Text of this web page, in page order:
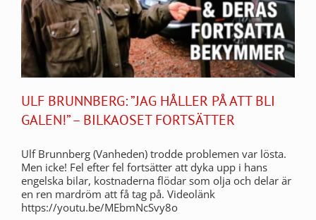
ULF BRUNNBERG: ”JAG HÅLLER PÅ ATT BLI
GALEN!” – BILKAOSET FORTSÄTTER
Ulf Brunnberg (Vanheden) trodde problemen var lösta.
Men icke! Fel efter fel fortsätter att dyka upp i hans
engelska bilar, kostnaderna flödar som olja och delar är
en ren mardröm att få tag på. Videolänk
https://youtu.be/MEbmNcSvy8o